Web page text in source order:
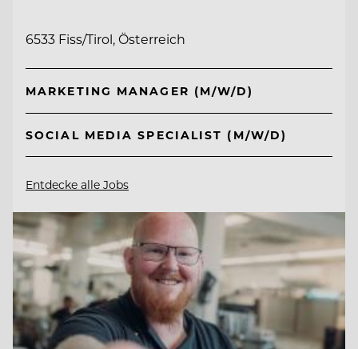
6533 Fiss/Tirol, Österreich
MARKETING MANAGER (M/W/D)
SOCIAL MEDIA SPECIALIST (M/W/D)
Entdecke alle Jobs